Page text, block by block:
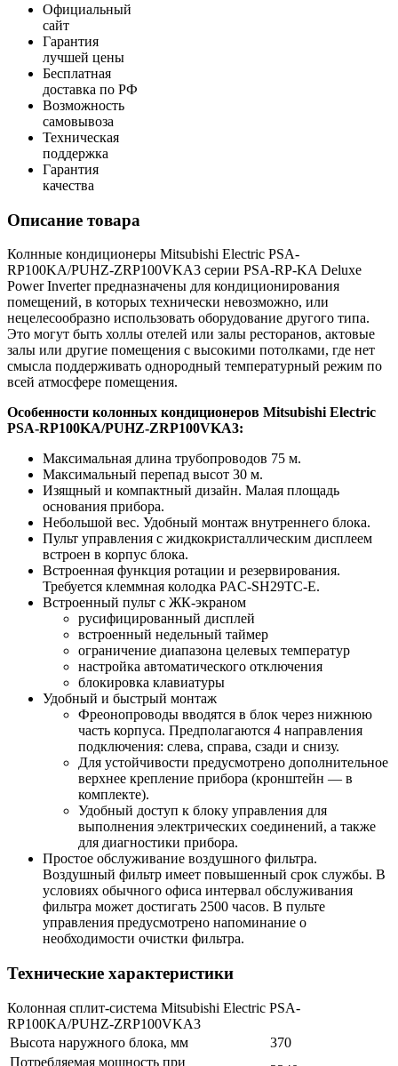
Официальный
сайт
Гарантия
лучшей цены
Бесплатная
доставка по РФ
Возможность
самовывоза
Техническая
поддержка
Гарантия
качества
Описание товара
Колнные кондиционеры Mitsubishi Electric PSA-
RP100KA/PUHZ-ZRP100VKA3 серии PSA-RP-KA Deluxe
Power Inverter предназначены для кондиционирования
помещений, в которых технически невозможно, или
нецелесообразно использовать оборудование другого типа.
Это могут быть холлы отелей или залы ресторанов, актовые
залы или другие помещения с высокими потолками, где нет
смысла поддерживать однородный температурный режим по
всей атмосфере помещения.
Особенности колонных кондиционеров Mitsubishi Electric
PSA-RP100KA/PUHZ-ZRP100VKA3:
Максимальная длина трубопроводов 75 м.
Максимальный перепад высот 30 м.
Изящный и компактный дизайн. Малая площадь
основания прибора.
Небольшой вес. Удобный монтаж внутреннего блока.
Пульт управления с жидкокристаллическим дисплеем
встроен в корпус блока.
Встроенная функция ротации и резервирования.
Требуется клеммная колодка PAC-SH29TC-E.
Встроенный пульт с ЖК-экраном
русифицированный дисплей
встроенный недельный таймер
ограничение диапазона целевых температур
настройка автоматического отключения
блокировка клавиатуры
Удобный и быстрый монтаж
Фреонопроводы вводятся в блок через нижнюю
часть корпуса. Предполагаются 4 направления
подключения: слева, справа, сзади и снизу.
Для устойчивости предусмотрено дополнительное
верхнее крепление прибора (кронштейн — в
комплекте).
Удобный доступ к блоку управления для
выполнения электрических соединений, а также
для диагностики прибора.
Простое обслуживание воздушного фильтра.
Воздушный фильтр имеет повышенный срок службы. В
условиях обычного офиса интервал обслуживания
фильтра может достигать 2500 часов. В пульте
управления предусмотрено напоминание о
необходимости очистки фильтра.
Технические характеристики
Колонная сплит-система Mitsubishi Electric PSA-
RP100KA/PUHZ-ZRP100VKA3
Высота наружного блока, мм
370
Потребляемая мощность при